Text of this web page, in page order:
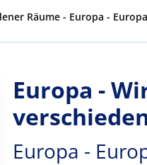
Räume - Europa -
Europa -
Europa -